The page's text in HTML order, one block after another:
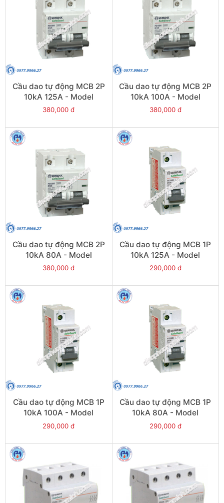
Cầu dao tự động MCB 2P
10kA 125A - Model
PS100H/2/D125
380,000 đ
Cầu dao tự động MCB 2P
10kA 100A - Model
PS100H/2/D100
380,000 đ
Cầu dao tự động MCB 2P
10kA 80A - Model
PS100H/2/D80
380,000 đ
Cầu dao tự động MCB 1P
10kA 125A - Model
PS100H/1/D125
290,000 đ
Cầu dao tự động MCB 1P
10kA 100A - Model
PS100H/1/D100
290,000 đ
Cầu dao tự động MCB 1P
10kA 80A - Model
PS100H/1/D80
290,000 đ